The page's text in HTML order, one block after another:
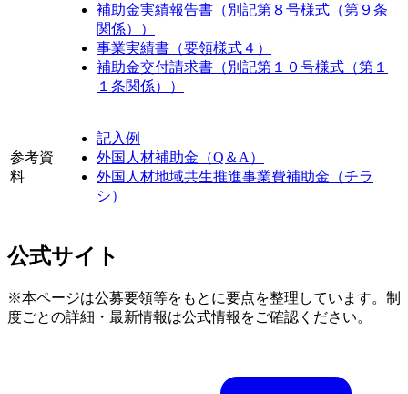
補助金実績報告書（別記第８号様式（第９条
関係））
事業実績書（要領様式４）
補助金交付請求書（別記第１０号様式（第１
１条関係））
参考資
料
記入例
外国人材補助金（Q＆A）
外国人材地域共生推進事業費補助金（チラ
シ）
公式サイト
※本ページは公募要領等をもとに要点を整理しています。制
度ごとの詳細・最新情報は公式情報をご確認ください。